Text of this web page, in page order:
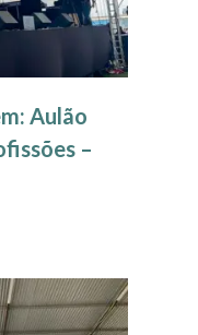
Aulão
–